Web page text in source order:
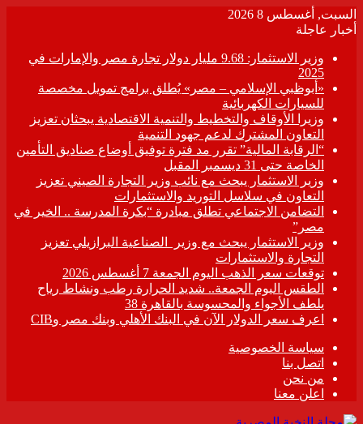
السبت, أغسطس 8 2026
أخبار عاجلة
وزير الاستثمار: 9.68 مليار دولار تجارة مصر والإمارات في
2025
«أبوظبي الإسلامي – مصر» يُطلق برامج تمويل مخصصة
للسيارات الكهربائية
وزيرا الأوقاف والتخطيط والتنمية الاقتصادية يبحثان تعزيز
التعاون المشترك لدعم جهود التنمية
“الرقابة المالية” تقرر مد فترة توفيق أوضاع صناديق التأمين
الخاصة حتى 31 ديسمبر المقبل
وزير الاستثمار يبحث مع نائب وزير التجارة الصيني تعزيز
التعاون في سلاسل التوريد والاستثمارات
التضامن الاجتماعي تطلق مبادرة “بكرة المدرسة .. الخير في
مصر”
وزير الاستثمار يبحث مع وزير الصناعية البرازيلي تعزيز
التجارة والاستثمارات
توقعات سعر الذهب اليوم الجمعة 7 أغسطس 2026
الطقس اليوم الجمعة.. شديد الحرارة رطب ونشاط رياح
يلطف الأجواء والمحسوسة بالقاهرة 38
اعرف سعر الدولار الآن في البنك الأهلي وبنك مصر وCIB
سياسة الخصوصية
اتصل بنا
من نحن
اعلن معنا